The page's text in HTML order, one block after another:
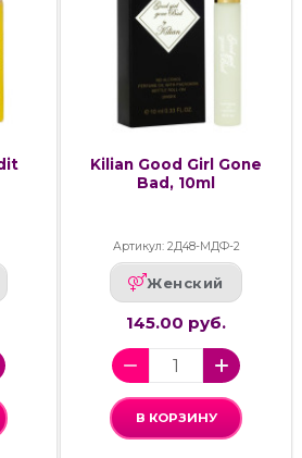
Kilian Good Girl Gone
Bad, 10ml
Артикул: 2Д48-МДФ-2
Женский
145.00 руб.
В КОРЗИНУ